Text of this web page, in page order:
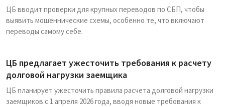
ЦБ вводит проверки для крупных переводов по СБП, чтобы
выявить мошеннические схемы, особенно те, что включают
переводы самому себе.
ЦБ предлагает ужесточить требования к расчету
долговой нагрузки заемщика
ЦБ планирует ужесточить правила расчета долговой нагрузки
заемщиков с 1 апреля 2026 года, вводя новые требования к